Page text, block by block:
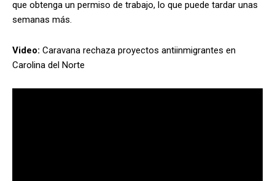
que obtenga un permiso de trabajo, lo que puede tardar unas
semanas más.
Video: Caravana rechaza proyectos antiinmigrantes en
Carolina del Norte